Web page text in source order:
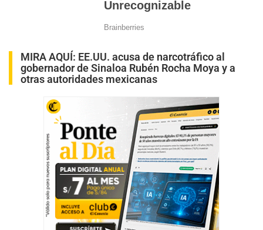
MIRA AQUÍ: EE.UU. acusa de narcotráfico al
gobernador de Sinaloa Rubén Rocha Moya y a
otras autoridades mexicanas